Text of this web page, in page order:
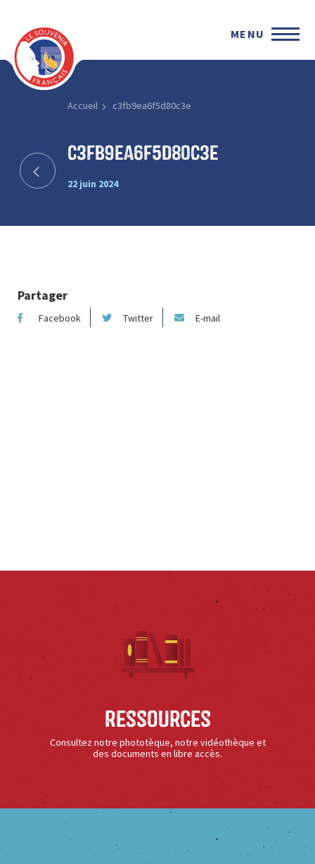
MENU
Accueil c3fb9ea6f5d80c3e
c3fb9ea6f5d80c3e
22 juin 2024
Partager
Facebook Twitter E-mail
Ressources
Consultez notre phototèque, notre vidéothèque et
des documents en libre accès.